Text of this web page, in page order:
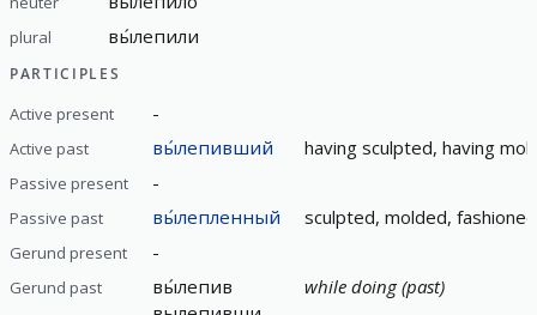
plural вы́лепили
PARTICIPLES
Active present -
Active past вы́лепивший having sculpted, having
Passive present -
Passive past вы́лепленный sculpted, molded, fashioned
Gerund present -
Gerund past
вы́лепив
while doing (past)